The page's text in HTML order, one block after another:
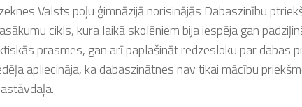
Valsts poļu ģimnāzijā norisinājās Dabaszinību
cikls, kura laikā skolēniem bija iespēja gan
prasmes, gan arī paplašināt redzesloku par dabas
apliecināja, ka dabaszinātnes nav tikai mācību